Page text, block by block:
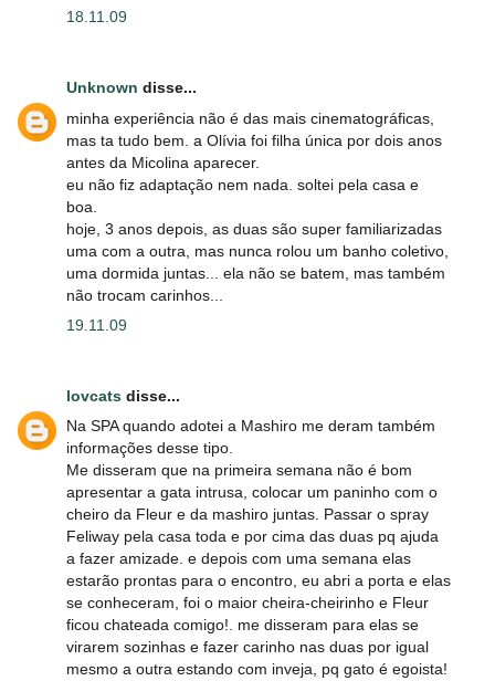
18.11.09
Unknown disse...
minha experiência não é das mais cinematográficas,
mas ta tudo bem. a Olívia foi filha única por dois anos
antes da Micolina aparecer.
eu não fiz adaptação nem nada. soltei pela casa e
boa.
hoje, 3 anos depois, as duas são super familiarizadas
uma com a outra, mas nunca rolou um banho coletivo,
uma dormida juntas... ela não se batem, mas também
não trocam carinhos...
19.11.09
lovcats disse...
Na SPA quando adotei a Mashiro me deram também
informações desse tipo.
Me disseram que na primeira semana não é bom
apresentar a gata intrusa, colocar um paninho com o
cheiro da Fleur e da mashiro juntas. Passar o spray
Feliway pela casa toda e por cima das duas pq ajuda
a fazer amizade. e depois com uma semana elas
estarão prontas para o encontro, eu abri a porta e elas
se conheceram, foi o maior cheira-cheirinho e Fleur
ficou chateada comigo!. me disseram para elas se
virarem sozinhas e fazer carinho nas duas por igual
mesmo a outra estando com inveja, pq gato é egoista!